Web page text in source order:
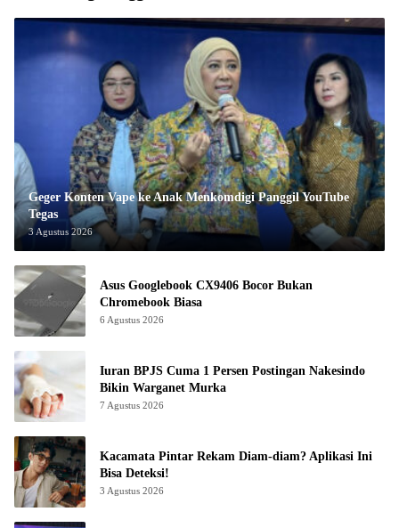
Geger Konten Vape ke Anak Menkomdigi Panggil YouTube
Tegas
3 Agustus 2026
Asus Googlebook CX9406 Bocor Bukan
Chromebook Biasa
6 Agustus 2026
Iuran BPJS Cuma 1 Persen Postingan Nakesindo
Bikin Warganet Murka
7 Agustus 2026
Kacamata Pintar Rekam Diam-diam? Aplikasi Ini
Bisa Deteksi!
3 Agustus 2026